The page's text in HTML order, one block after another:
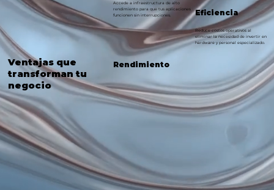
Ventajas que
transforman tu
negocio
Accede a infraestructura de alto
rendimiento para que tus aplicaciones
funcionen sin interrupciones.
Rendimiento
Eficiencia
Reduce costos operativos al
eliminar la necesidad de invertir en
hardware y personal especializado.